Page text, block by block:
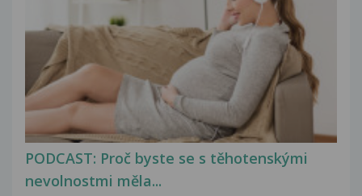
PODCAST: Proč byste se s těhotenskými
nevolnostmi měla...